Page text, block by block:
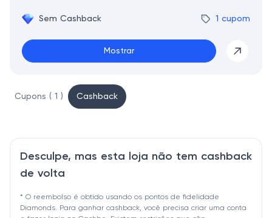
Sem Cashback 1 cupom
Mostrar
Cupons ( 1 ) Cashback
Desculpe, mas esta loja não tem cashback
de volta
* O reembolso é obtido usando os pontos de fidelidade
Diamonds. Para ganhar cashback, você precisa criar uma conta